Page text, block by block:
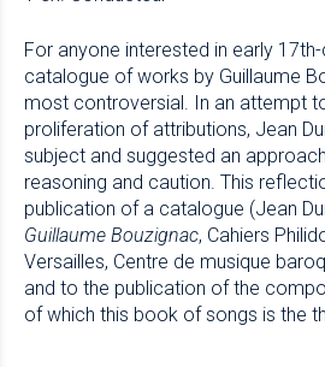
For anyone interested in early
catalogue of works by Guillaume
most controversial. In an attempt
proliferation of attributions, Jean
subject and suggested an
reasoning and caution. This
publication of a catalogue (Jean
Guillaume Bouzignac, Cahiers
Versailles, Centre de musique
and to the publication of the
of which this book of songs is the